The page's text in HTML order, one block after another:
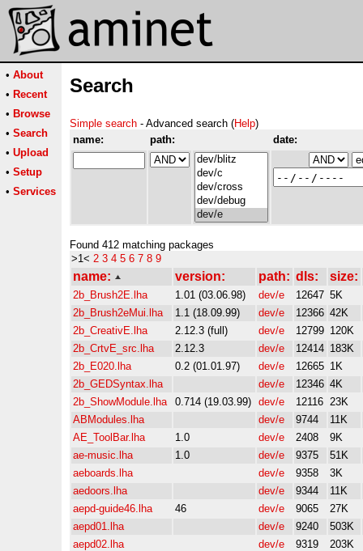
• About
• Recent
• Browse
• Search
• Upload
• Setup
• Services
Search
Simple search - Advanced search (Help)
name:
path: date:
Found 412 matching packages
>1< 2 3 4 5 6 7 8 9
name: version: path: dls: size:
2b_Brush2E.lha 1.01 (03.06.98) dev/e 12647 5K
2b_Brush2eMui.lha
1.1 (18.09.99) dev/e 12366 42K
2b_CreativE.lha
2.12.3 (full) dev/e 12799 120K
2b_CrtvE_src.lha
2.12.3 dev/e 12414 183K
2b_E020.lha
0.2 (01.01.97) dev/e 12665 1K
2b_GEDSyntax.lha
dev/e 12346 4K
2b_ShowModule.lha
0.714 (19.03.99) dev/e 12116 23K
ABModules.lha
dev/e 9744
11K
AE_ToolBar.lha
1.0 dev/e 2408
9K
ae-music.lha
1.0 dev/e 9375
51K
aeboards.lha
dev/e 9358
3K
aedoors.lha
dev/e 9344
11K
aepd-guide46.lha
46 dev/e 9065
27K
aepd01.lha
dev/e 9240
503K
aepd02.lha
dev/e 9319
203K